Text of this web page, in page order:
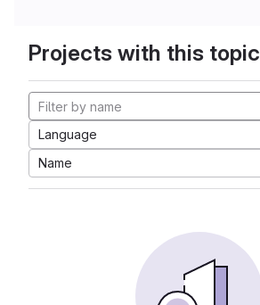
Projects with this topic
Language
Name